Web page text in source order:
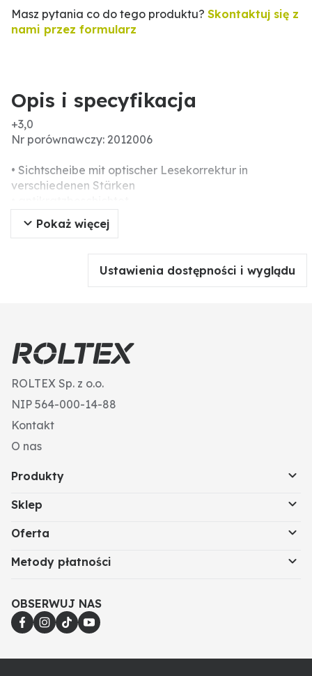
Masz pytania co do tego produktu? Skontaktuj się z
nami przez formularz
Opis i specyfikacja
+3,0
Nr porównawczy: 2012006
• Sichtscheibe mit optischer Lesekorrektur in
verschiedenen Stärken
• gummierte Bügel
• elastischer Nasenbügel
Pokaż więcej
Ustawienia dostępności i wyglądu
ROLTEX Sp. z o.o.
NIP 564-000-14-88
Kontakt
O nas
Produkty
Sklep
Oferta
Metody płatności
OBSERWUJ NAS